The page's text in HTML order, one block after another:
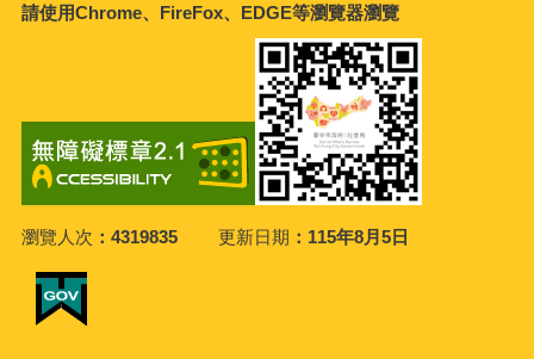
請使用Chrome、FireFox、EDGE等瀏覽器瀏覽
瀏覽人次 4319835 更新日期 115年8月5日